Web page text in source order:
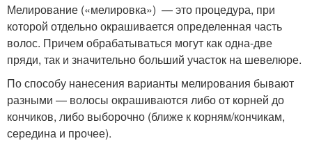
Мелирование («мелировка») — это процедура, при
которой отдельно окрашивается определенная часть
волос. Причем обрабатываться могут как одна-две
пряди, так и значительно больший участок на шевелюре.
По способу нанесения варианты мелирования бывают
разными — волосы окрашиваются либо от корней до
кончиков, либо выборочно (ближе к корням/кончикам,
середина и прочее).